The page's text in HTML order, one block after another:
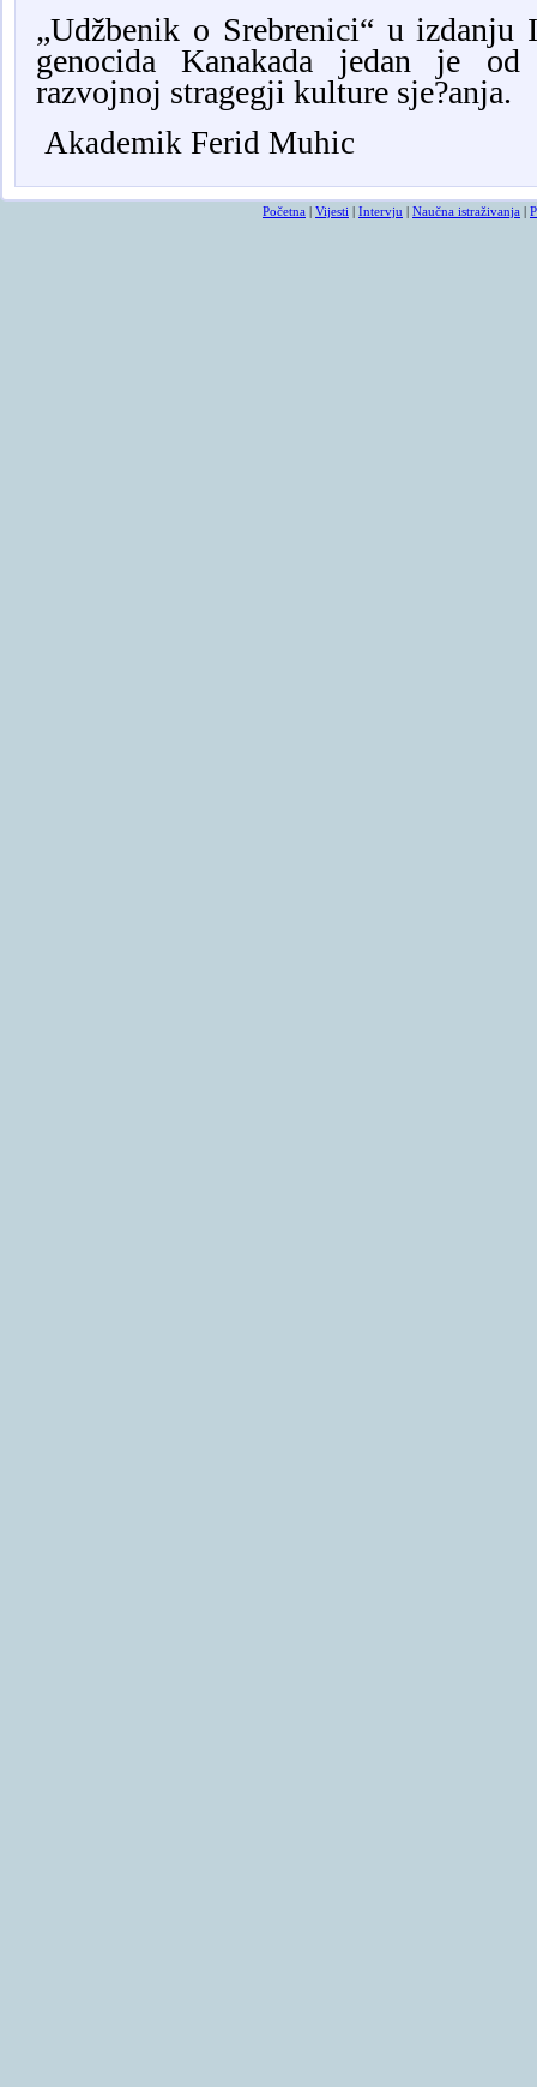
„Udžbenik o Srebrenici“ u izdanju
genocida Kanakada jedan je
razvojnoj stragegji kulture sje?anja.
Akademik Ferid Muhic
Početna Vijesti Intervju Naučna istraživanja